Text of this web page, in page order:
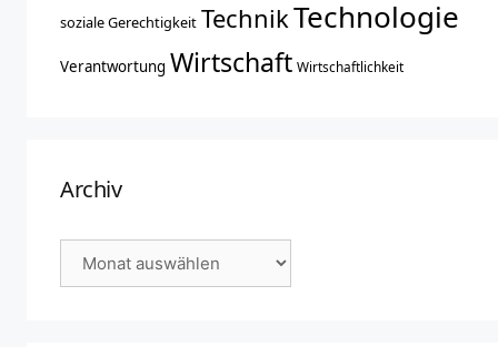
soziale Gerechtigkeit TechnikTechnologie
Verantwortung Wirtschaft Wirtschaftlichkeit
Archiv
Archiv